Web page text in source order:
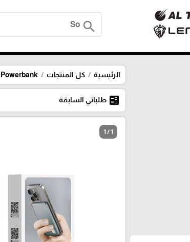
search
الرئيسية كل المنتجات Powerbank
ballot طلباتي السابقة
1 / 1